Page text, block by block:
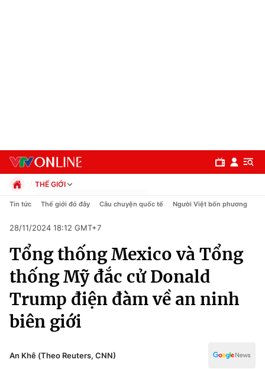
Chuyên mục
Chính trị
Xã hội
THẾ GIỚI
Chính trị
Pháp luật
Kinh tế
Thể thao
Truyền hình
Văn hóa - Giải trí
Đời sống
Giáo dục
Tin tức Thế giới đó đây Câu chuyện quốc tế Người Việt bốn phương
28/11/2024 18:12 GMT+7
Tổng thống Mexico và Tổng
thống Mỹ đắc cử Donald
Trump điện đàm về an ninh
biên giới
An Khê (Theo Reuters, CNN)